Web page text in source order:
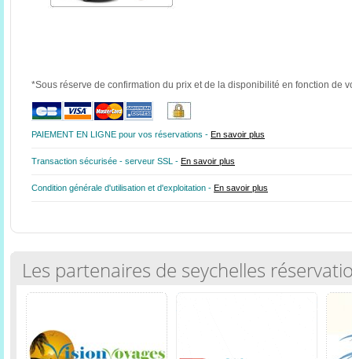
*Sous réserve de confirmation du prix et de la disponibilité en fonction de
PAIEMENT EN LIGNE pour vos réservations - En savoir plus
Transaction sécurisée - serveur SSL - En savoir plus
Condition générale d'utilisation et d'exploitation - En savoir plus
Les partenaires de seychelles